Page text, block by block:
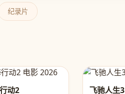
纪录片
动2 飞驰人生3